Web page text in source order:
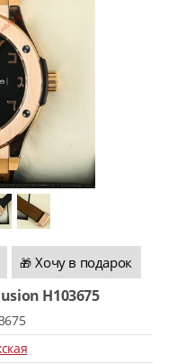
🎁 Хочу в подарок
H103675